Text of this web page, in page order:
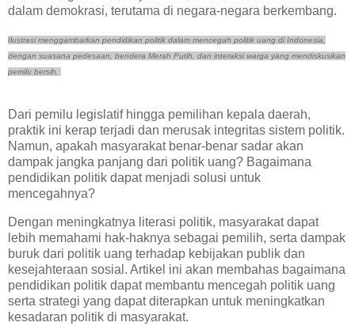
dalam demokrasi, terutama di negara-negara berkembang.
Ilustrasi menggambarkan pendidikan politik dalam mencegah politik uang di Indonesia,
dengan suasana pedesaan, bendera Merah Putih, dan interaksi warga yang mendiskusikan
pemilu bersih.
Dari pemilu legislatif hingga pemilihan kepala daerah,
praktik ini kerap terjadi dan merusak integritas sistem politik.
Namun, apakah masyarakat benar-benar sadar akan
dampak jangka panjang dari politik uang? Bagaimana
pendidikan politik dapat menjadi solusi untuk
mencegahnya?
Dengan meningkatnya literasi politik, masyarakat dapat
lebih memahami hak-haknya sebagai pemilih, serta dampak
buruk dari politik uang terhadap kebijakan publik dan
kesejahteraan sosial. Artikel ini akan membahas bagaimana
pendidikan politik dapat membantu mencegah politik uang
serta strategi yang dapat diterapkan untuk meningkatkan
kesadaran politik di masyarakat.